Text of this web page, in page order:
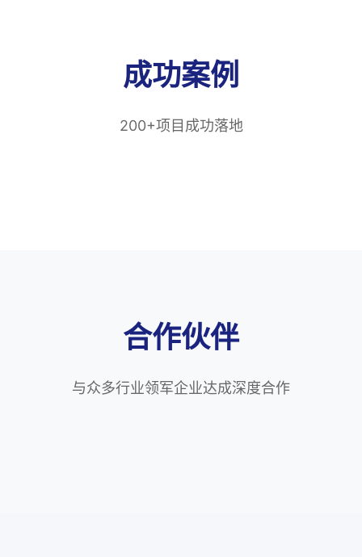
成功案例
200+项目成功落地
合作伙伴
与众多行业领军企业达成深度合作